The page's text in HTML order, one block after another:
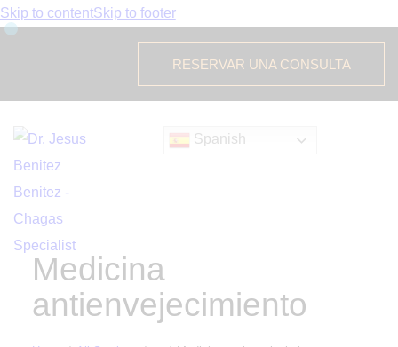
Skip to contentSkip to footer
RESERVAR UNA CONSULTA
Spanish
Medicina
antienvejecimiento